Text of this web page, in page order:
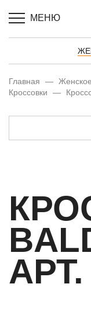
МЕНЮ
Главная — Женское
Кроссовки
—
АРТ.